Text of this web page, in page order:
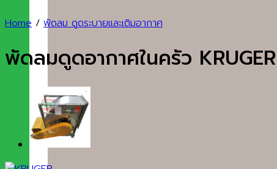
Home / พัดลม ดูดระบายและเติมอากาศ
พัดลมดูดอากาศในครัว